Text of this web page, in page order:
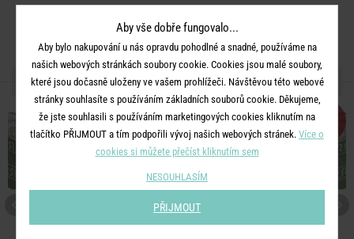
DALŠÍ PRODUKTY ZE SÉRIE
-30% -30
Aby vše dobře fungovalo...
Aby bylo nakupování u nás opravdu pohodlné a snadné, používáme na
našich webových stránkách soubory cookie. Cookies jsou malé soubory,
které jsou dočasně uloženy ve vašem prohlížeči. Návštěvou této webové
stránky souhlasíte s používáním základních souborů cookie. Děkujeme,
že jste souhlasili s používáním marketingových cookies kliknutím na
tlačítko PŘIJMOUT a tím podpořili vývoj našich webových stránek. Více o
cookies si můžete přečíst kliknutím sem
NESOUHLASÍM
PŘIJMOUT